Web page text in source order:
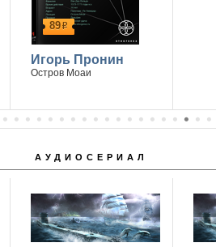
89р
Игорь Пронин
Остров Моаи
АУДИОСЕРИАЛ